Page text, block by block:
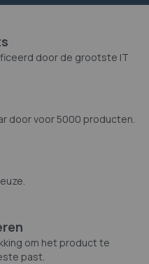
door de grootste IT
door voor 5000 producten.
om het product te
past.